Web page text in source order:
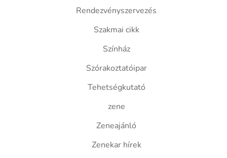
Rendezvényszervezés
Szakmai cikk
Színház
Szórakoztatóipar
Tehetségkutató
zene
Zeneajánló
Zenekar hírek